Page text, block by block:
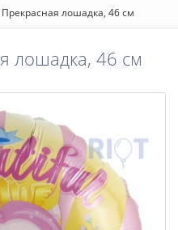
лошадка, 46 см
лошадка, 46 см